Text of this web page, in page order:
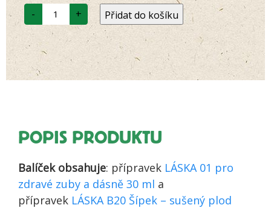
- Zvýhodněný
set
Láska
01
Láska
B20
-
péče
množství
+ Přidat do košíku
POPIS PRODUKTU
Balíček obsahuje: přípravek LÁSKA 01 pro
zdravé zuby a dásně 30 ml a
přípravek LÁSKA B20 Šípek – sušený plod